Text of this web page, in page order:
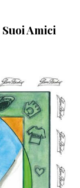
Amici